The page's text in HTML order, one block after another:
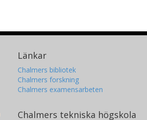
Länkar
Chalmers bibliotek
Chalmers forskning
Chalmers examensarbeten
Chalmers tekniska högskola